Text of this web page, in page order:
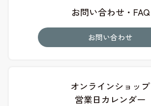
お問い合わせ・FAQ
お問い合わせ
オンラインショップ
営業日カレンダー